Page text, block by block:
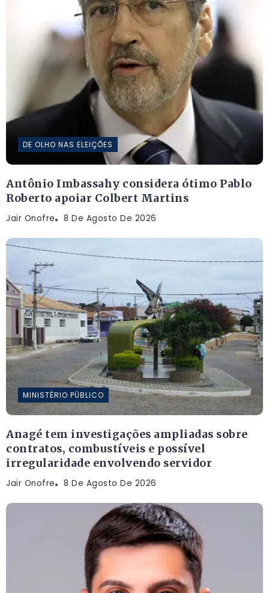
DE OLHO NAS ELEIÇÕES
Antônio Imbassahy considera ótimo Pablo
Roberto apoiar Colbert Martins
Jair Onofre 8 De Agosto De 2026
MINISTÉRIO PÚBLICO
Anagé tem investigações ampliadas sobre
contratos, combustíveis e possível
irregularidade envolvendo servidor
Jair Onofre 8 De Agosto De 2026